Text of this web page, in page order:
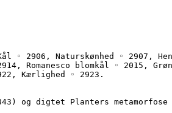
◦ 2906, Naturskønhed ◦ 2907,
Romanesco blomkål ◦ 2015,
Kærlighed ◦ 2923.
og digtet Planters metamorfose